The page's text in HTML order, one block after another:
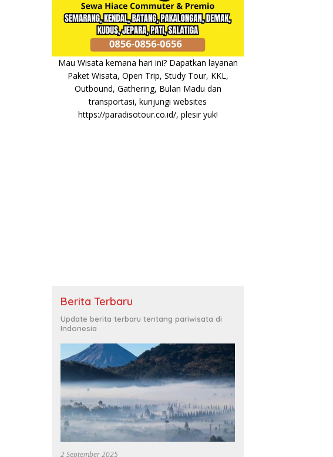
Mau Wisata kemana hari ini? Dapatkan layanan
Paket Wisata, Open Trip, Study Tour, KKL,
Outbound, Gathering, Bulan Madu dan
transportasi, kunjungi websites
https://paradisotour.co.id/, plesir yuk!
Berita Terbaru
Update berita terbaru tentang pariwisata di
Indonesia
2 September 2025